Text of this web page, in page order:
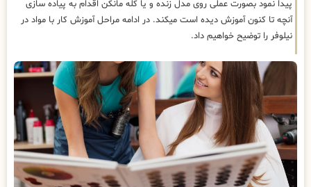
پیدا نمود بصورت عملی روی مدل زنده و یا کله مانکن اقدام به پیاده سازی
آنچه تا کنون آموزش دیده است میکند. در ادامه مراحل آموزش کار با مواد در
نیلوفر را توضیح خواهیم داد.